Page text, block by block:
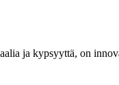
ja kypsyyttä, on